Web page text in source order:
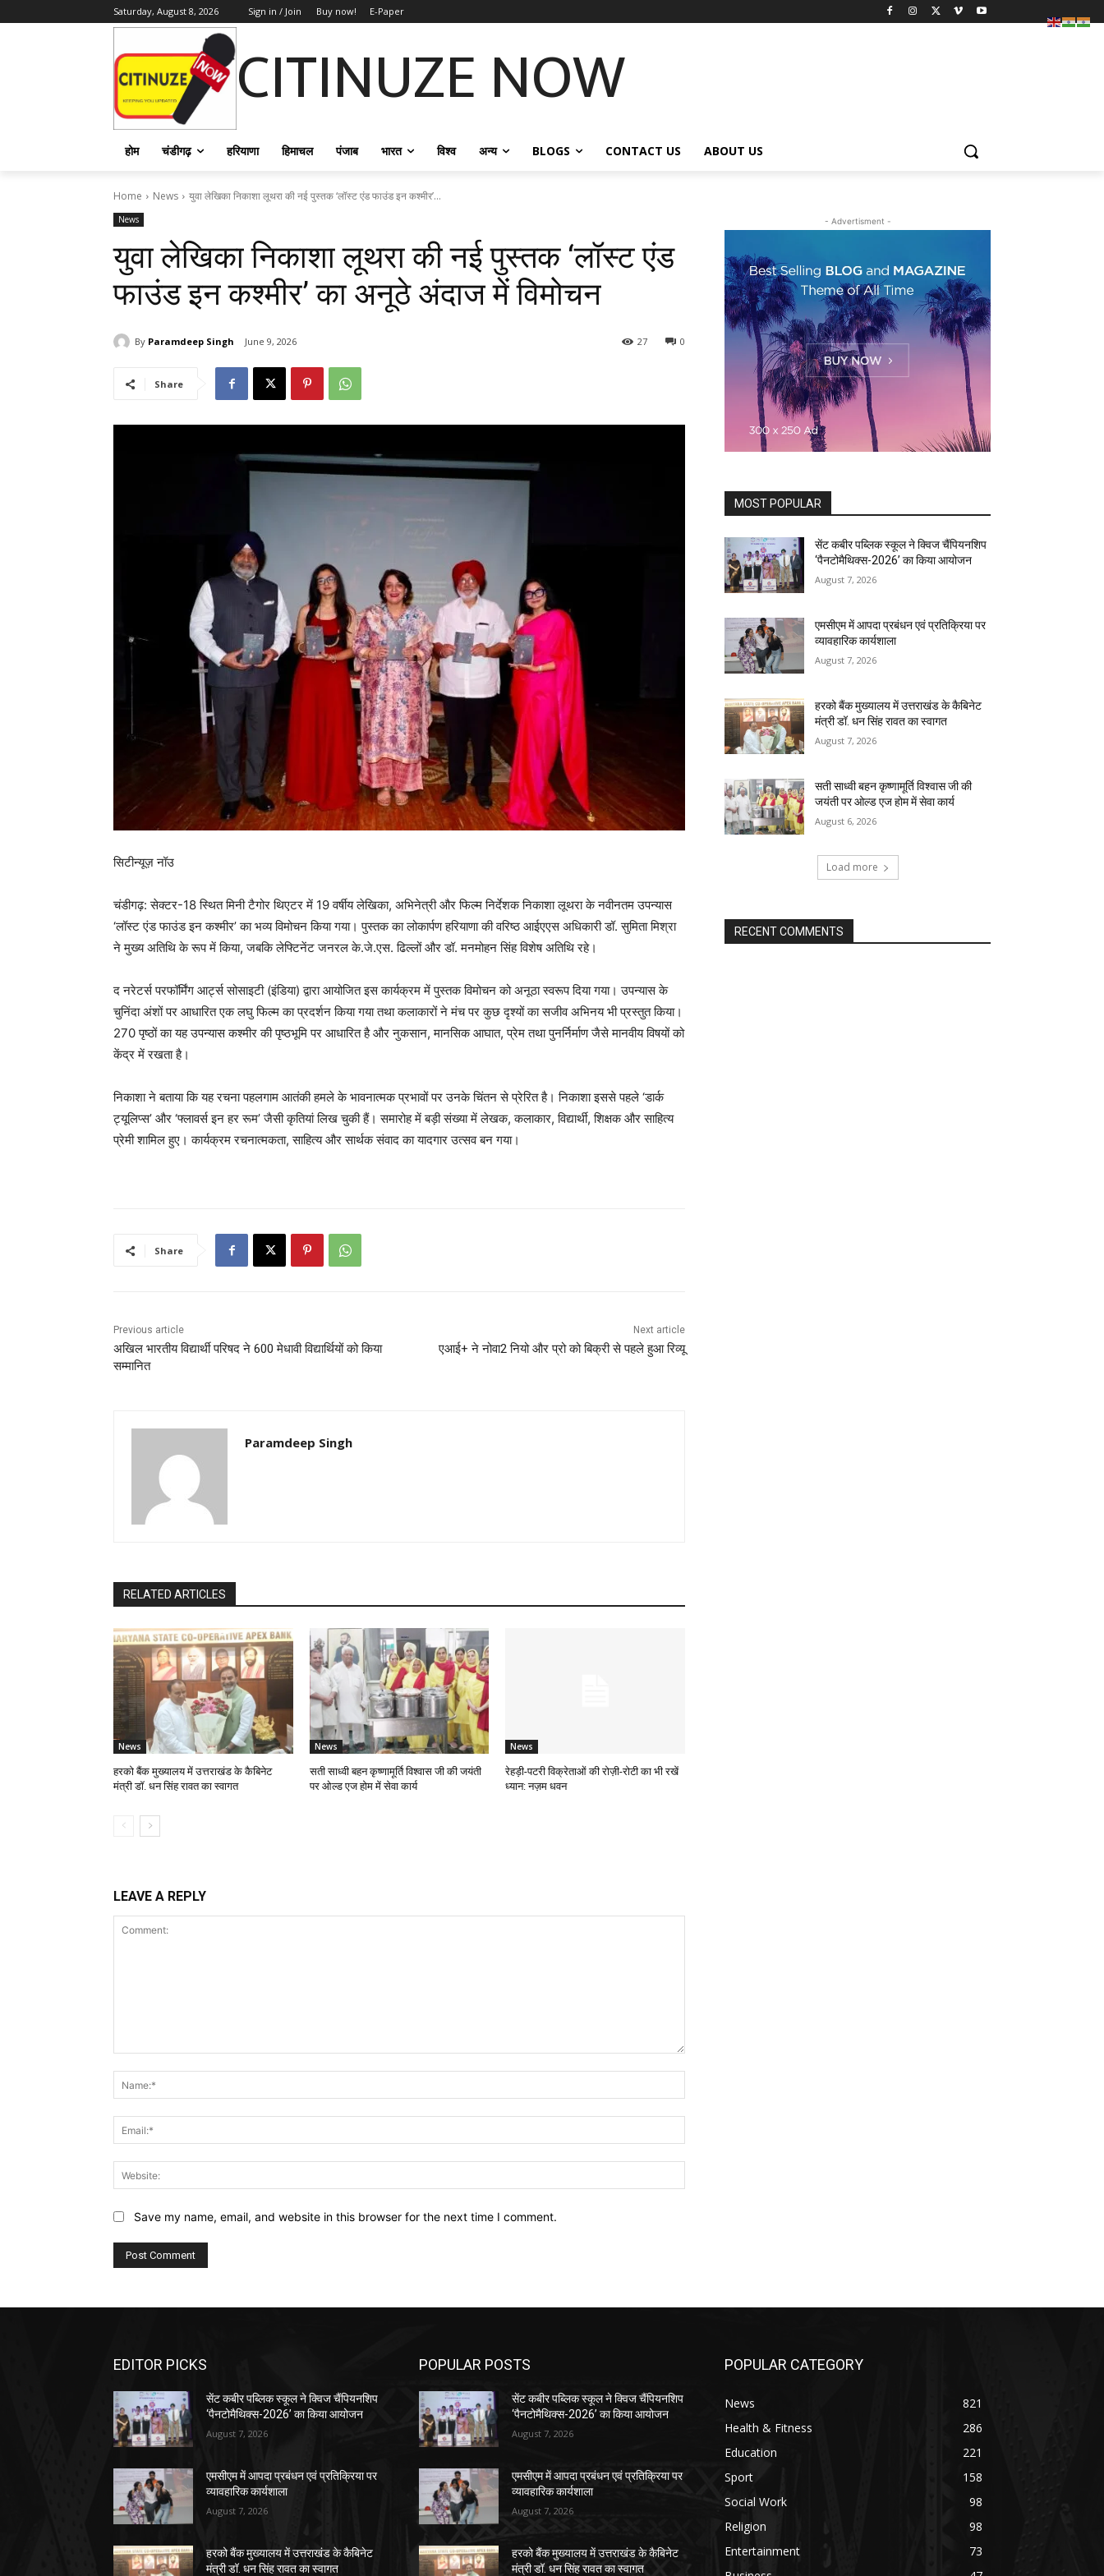
Saturday, August 8, 2026 Sign in / Join Buy now! E-Paper
CITINUZE NOW
होम चंडीगढ़ हरियाणा हिमाचल पंजाब भारत विश्व अन्य BLOGS CONTACT US ABOUT US
Home News युवा लेखिका निकाशा लूथरा की नई पुस्तक ‘लॉस्ट एंड फाउंड इन कश्मीर’...
News
युवा लेखिका निकाशा लूथरा की नई पुस्तक ‘लॉस्ट एंड
फाउंड इन कश्मीर’ का अनूठे अंदाज में विमोचन
By Paramdeep Singh June 9, 2026 0
27
Share
सिटीन्यूज़ नॉउ
चंडीगढ़: सेक्टर-18 स्थित मिनी टैगोर थिएटर में 19 वर्षीय लेखिका, अभिनेत्री और फिल्म निर्देशक निकाशा लूथरा के नवीनतम उपन्यास
‘लॉस्ट एंड फाउंड इन कश्मीर’ का भव्य विमोचन किया गया। पुस्तक का लोकार्पण हरियाणा की वरिष्ठ आईएएस अधिकारी डॉ. सुमिता मिश्रा
ने मुख्य अतिथि के रूप में किया, जबकि लेफ्टिनेंट जनरल के.जे.एस. ढिल्लों और डॉ. मनमोहन सिंह विशेष अतिथि रहे।
द नरेटर्स परफॉर्मिंग आर्ट्स सोसाइटी (इंडिया) द्वारा आयोजित इस कार्यक्रम में पुस्तक विमोचन को अनूठा स्वरूप दिया गया। उपन्यास के
चुनिंदा अंशों पर आधारित एक लघु फिल्म का प्रदर्शन किया गया तथा कलाकारों ने मंच पर कुछ दृश्यों का सजीव अभिनय भी प्रस्तुत किया।
270 पृष्ठों का यह उपन्यास कश्मीर की पृष्ठभूमि पर आधारित है और नुकसान, मानसिक आघात, प्रेम तथा पुनर्निर्माण जैसे मानवीय विषयों को
केंद्र में रखता है।
निकाशा ने बताया कि यह रचना पहलगाम आतंकी हमले के भावनात्मक प्रभावों पर उनके चिंतन से प्रेरित है। निकाशा इससे पहले ‘डार्क
ट्यूलिप्स’ और ‘फ्लावर्स इन हर रूम’ जैसी कृतियां लिख चुकी हैं। समारोह में बड़ी संख्या में लेखक, कलाकार, विद्यार्थी, शिक्षक और साहित्य
प्रेमी शामिल हुए। कार्यक्रम रचनात्मकता, साहित्य और सार्थक संवाद का यादगार उत्सव बन गया।
Share
Previous article
अखिल भारतीय विद्यार्थी परिषद ने 600 मेधावी विद्यार्थियों को किया
सम्मानित
Next article
एआई+ ने नोवा2 नियो और प्रो को बिक्री से पहले हुआ रिव्यू
Paramdeep Singh
RELATED ARTICLES
News
हरको बैंक मुख्यालय में उत्तराखंड के कैबिनेट
मंत्री डॉ. धन सिंह रावत का स्वागत
News
सती साध्वी बहन कृष्णामूर्ति विश्वास जी की जयंती
पर ओल्ड एज होम में सेवा कार्य
News
रेहड़ी-पटरी विक्रेताओं की रोज़ी-रोटी का भी रखें
ध्यान: नज़म धवन
LEAVE A REPLY
Save my name, email, and website in this browser for the next time I comment.
- Advertisment -
MOST POPULAR
सेंट कबीर पब्लिक स्कूल ने क्विज चैंपियनशिप
‘पैनटोमैथिक्स-2026’ का किया आयोजन
August 7, 2026
एमसीएम में आपदा प्रबंधन एवं प्रतिक्रिया पर
व्यावहारिक कार्यशाला
August 7, 2026
हरको बैंक मुख्यालय में उत्तराखंड के कैबिनेट
मंत्री डॉ. धन सिंह रावत का स्वागत
August 7, 2026
सती साध्वी बहन कृष्णामूर्ति विश्वास जी की
जयंती पर ओल्ड एज होम में सेवा कार्य
August 6, 2026
Load more
RECENT COMMENTS
EDITOR PICKS
सेंट कबीर पब्लिक स्कूल ने क्विज चैंपियनशिप
‘पैनटोमैथिक्स-2026’ का किया आयोजन
August 7, 2026
एमसीएम में आपदा प्रबंधन एवं प्रतिक्रिया पर
व्यावहारिक कार्यशाला
August 7, 2026
हरको बैंक मुख्यालय में उत्तराखंड के कैबिनेट
मंत्री डॉ. धन सिंह रावत का स्वागत
POPULAR POSTS
सेंट कबीर पब्लिक स्कूल ने क्विज चैंपियनशिप
‘पैनटोमैथिक्स-2026’ का किया आयोजन
August 7, 2026
एमसीएम में आपदा प्रबंधन एवं प्रतिक्रिया पर
व्यावहारिक कार्यशाला
August 7, 2026
हरको बैंक मुख्यालय में उत्तराखंड के कैबिनेट
मंत्री डॉ. धन सिंह रावत का स्वागत
POPULAR CATEGORY
News
821
Health & Fitness
286
Education
221
Sport
158
Social Work
98
Religion
98
Entertainment
73